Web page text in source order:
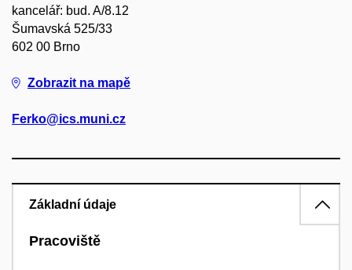
kancelář: bud. A/8.12
Šumavská 525/33
602 00 Brno
Zobrazit na mapě
Ferko@ics.muni.cz
Základní údaje
Pracoviště